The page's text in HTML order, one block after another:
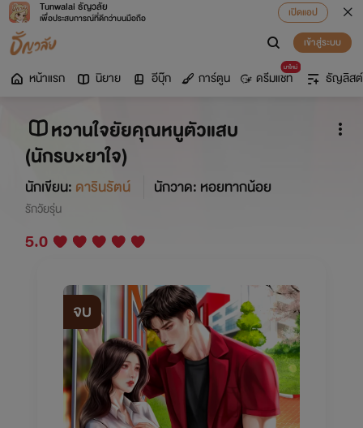
Tunwalai ธัญวลัย
เพื่อประสบการณ์ที่ดีกว่าบนมือถือ
เปิดแอป
เข้าสู่ระบบ
หน้าแรก นิยาย อีบุ๊ก การ์ตูน
มาใหม่
ดรีมแชท ธัญลิสต์
หวานใจยัยคุณหนูตัวแสบ
(นักรบ×ยาใจ)
นักเขียน: ดารินรัตน์ นักวาด: หอยทากน้อย
รักวัยรุ่น
5.0
จบ